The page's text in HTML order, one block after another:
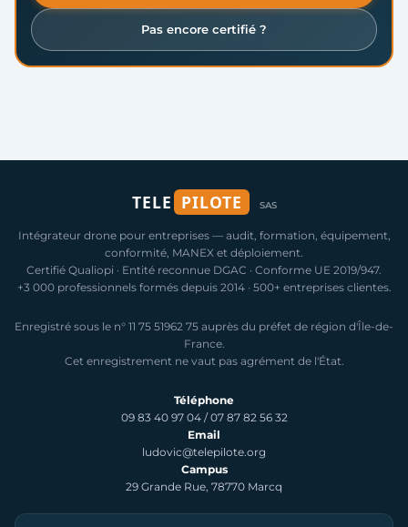
Pas encore certifié ?
TELE PILOTE SAS
Intégrateur drone pour entreprises — audit, formation, équipement,
conformité, MANEX et déploiement.
Certifié Qualiopi · Entité reconnue DGAC · Conforme UE 2019/947.
+3 000 professionnels formés depuis 2014 · 500+ entreprises clientes.
Enregistré sous le n° 11 75 51962 75 auprès du préfet de région d'Île-de-
France.
Cet enregistrement ne vaut pas agrément de l'État.
Téléphone
09 83 40 97 04 /07 87 82 56 32
Email
ludovic@telepilote.org
Campus
29 Grande Rue, 78770 Marcq